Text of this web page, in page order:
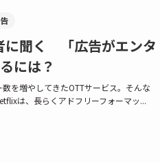
聞く 「広告がエンタ
には？
を増やしてきたOTTサービス。そんな
は、長らくアドフリーフォーマッ...